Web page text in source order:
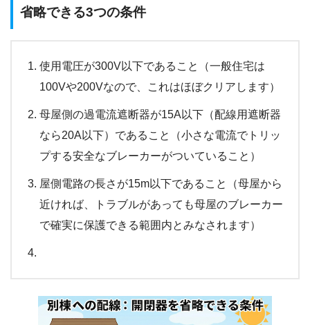
省略できる3つの条件
使用電圧が300V以下であること（一般住宅は
100Vや200Vなので、これはほぼクリアします）
母屋側の過電流遮断器が15A以下（配線用遮断器
なら20A以下）であること（小さな電流でトリッ
プする安全なブレーカーがついていること）
屋側電路の長さが15m以下であること（母屋から
近ければ、トラブルがあっても母屋のブレーカー
で確実に保護できる範囲内とみなされます）